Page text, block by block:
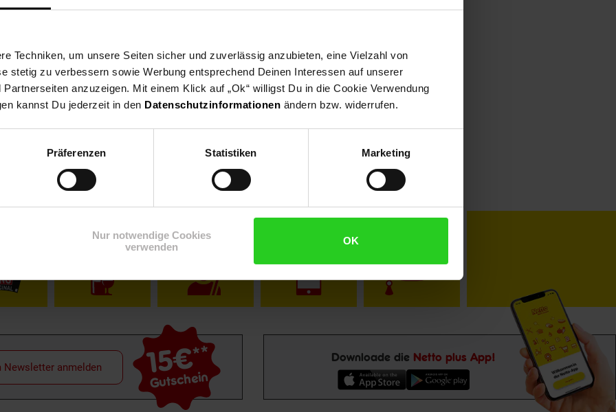
Techniken, um unsere Seiten sicher und zuverlässig anzubieten, eine Vielzahl von
stetig zu verbessern sowie Werbung entsprechend Deinen Interessen auf unserer
anzuzeigen. Mit einem Klick auf „Ok“ willigst Du in die Cookie Verwendung
kannst Du jederzeit in den Datenschutzinformationen ändern bzw. widerrufen.
Präferenzen Statistiken Marketing
Nur notwendige Cookies
verwenden
OK
Weinwelt Rezeptwelt
15€**
Gutschein
Newsletter anmelden
Downloade die Netto plus App!